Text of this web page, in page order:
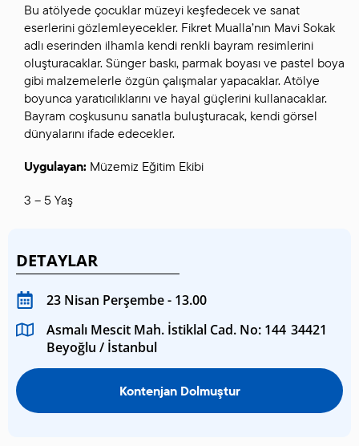
Bu atölyede çocuklar müzeyi keşfedecek ve sanat
eserlerini gözlemleyecekler. Fikret Mualla’nın Mavi Sokak
adlı eserinden ilhamla kendi renkli bayram resimlerini
oluşturacaklar. Sünger baskı, parmak boyası ve pastel boya
gibi malzemelerle özgün çalışmalar yapacaklar. Atölye
boyunca yaratıcılıklarını ve hayal güçlerini kullanacaklar.
Bayram coşkusunu sanatla buluşturacak, kendi görsel
dünyalarını ifade edecekler.
Uygulayan: Müzemiz Eğitim Ekibi
3 – 5 Yaş
DETAYLAR
23 Nisan Perşembe - 13.00
Asmalı Mescit Mah. İstiklal Cad. No: 144 34421
Beyoğlu / İstanbul
Kontenjan Dolmuştur